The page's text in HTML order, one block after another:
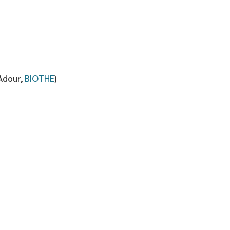
BIOTHE)